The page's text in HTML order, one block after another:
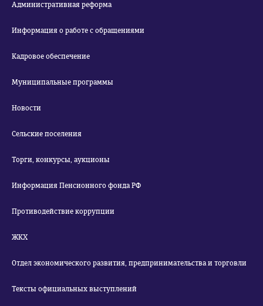
Административная реформа
Информация о работе с обращениями
Кадровое обеспечение
Муниципальные программы
Новости
Сельские поселения
Торги, конкурсы, аукционы
Информация Пенсионного фонда РФ
Противодействие коррупции
ЖКХ
Отдел экономического развития, предпринимательства и торговли
Тексты официальных выступлений